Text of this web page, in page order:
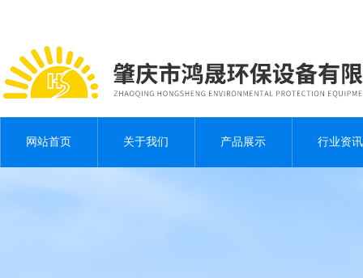
网站首页 关于我们 产品展示 行业资讯